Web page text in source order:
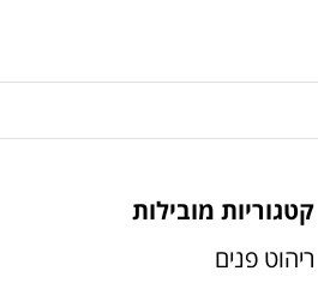
קטגוריות מובילות
ריהוט פנים